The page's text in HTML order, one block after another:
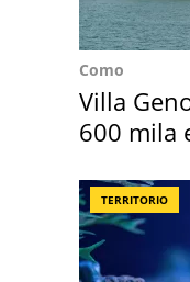
Como
Villa
600 mila
TERRITORIO